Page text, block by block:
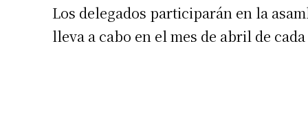
Los delegados participarán en la
lleva a cabo en el mes de abril de